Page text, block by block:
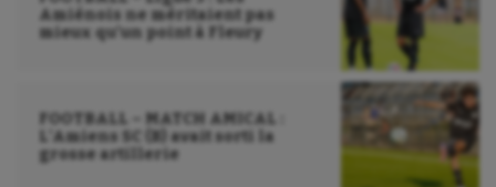
Amiénois ne méritaient pas
mieux qu’un point à Fleury
FOOTBALL – MATCH AMICAL :
L’Amiens SC (B) avait sorti la
grosse artillerie